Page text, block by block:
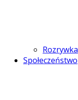
Rozrywka
Społeczeństwo